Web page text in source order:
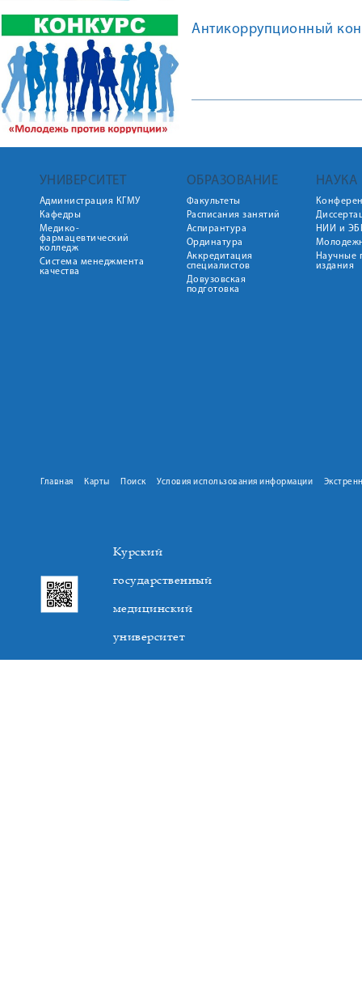
Антикоррупционный
УНИВЕРСИТЕТ
Администрация КГМУ
Кафедры
Медико-
фармацевтический
колледж
Система менеджмента
качества
ОБРАЗОВАНИЕ
Факультеты
Расписания занятий
Аспирантура
Ординатура
Аккредитация
специалистов
Довузовская
подготовка
НАУКА
НИИ и
Научные
издания
Главная Карты Поиск Условия использования информации
Курский
государственный
медицинский
университет